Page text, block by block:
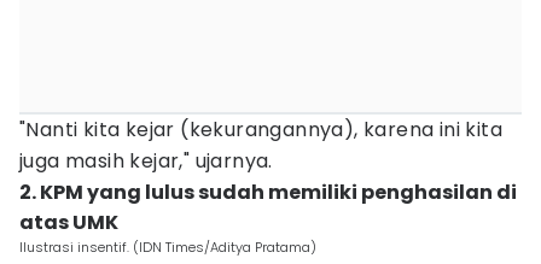
"Nanti kita kejar (kekurangannya), karena ini kita
juga masih kejar," ujarnya.
2. KPM yang lulus sudah memiliki penghasilan di
atas UMK
Ilustrasi insentif. (IDN Times/Aditya Pratama)